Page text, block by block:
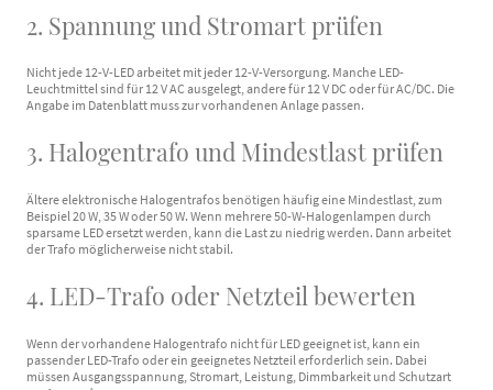
2. Spannung und Stromart prüfen
Nicht jede 12-V-LED arbeitet mit jeder 12-V-Versorgung. Manche LED-
Leuchtmittel sind für 12 V AC ausgelegt, andere für 12 V DC oder für AC/DC. Die
Angabe im Datenblatt muss zur vorhandenen Anlage passen.
3. Halogentrafo und Mindestlast prüfen
Ältere elektronische Halogentrafos benötigen häufig eine Mindestlast, zum
Beispiel 20 W, 35 W oder 50 W. Wenn mehrere 50-W-Halogenlampen durch
sparsame LED ersetzt werden, kann die Last zu niedrig werden. Dann arbeitet
der Trafo möglicherweise nicht stabil.
4. LED-Trafo oder Netzteil bewerten
Wenn der vorhandene Halogentrafo nicht für LED geeignet ist, kann ein
passender LED-Trafo oder ein geeignetes Netzteil erforderlich sein. Dabei
müssen Ausgangsspannung, Stromart, Leistung, Dimmbarkeit und Schutzart